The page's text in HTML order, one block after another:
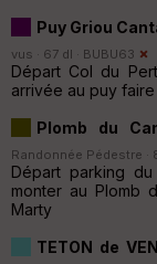
Puy Griou
vus · 67 dl · BUBU63
Départ Col du
arrivée au puy
Plomb du
Randonnée Pédestre ·
Départ parking
monter au Plomb
Marty
TETON de